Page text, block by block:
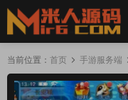
当前位置： 首页 手游服务端